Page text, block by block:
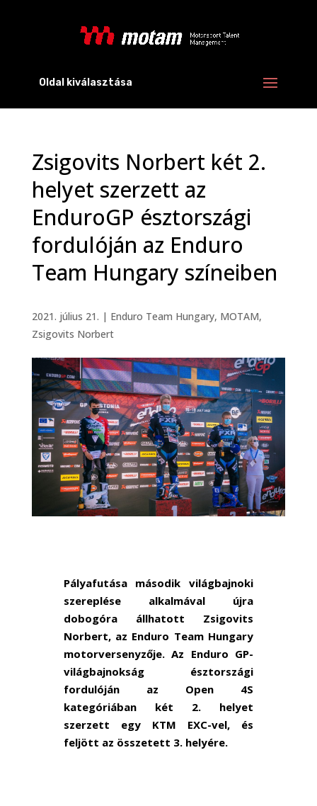
Oldal kiválasztása
Zsigovits Norbert két 2.
helyet szerzett az
EnduroGP észtországi
fordulóján az Enduro
Team Hungary színeiben
2021. július 21. | Enduro Team Hungary, MOTAM,
Zsigovits Norbert
Pályafutása második világbajnoki
szereplése alkalmával újra
dobogóra állhatott Zsigovits
Norbert, az Enduro Team Hungary
motorversenyzője. Az Enduro GP-
világbajnokság észtországi
fordulóján az Open 4S
kategóriában két 2. helyet
szerzett egy KTM EXC-vel, és
feljött az összetett 3. helyére.